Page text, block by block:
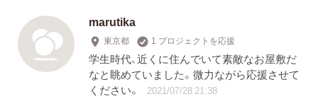
marutika
東京都 1 プロジェクトを応援
学生時代、近くに住んでいて素敵なお屋敷だ
なと眺めていました。微力ながら応援させて
ください。
2021/07/28 21:38